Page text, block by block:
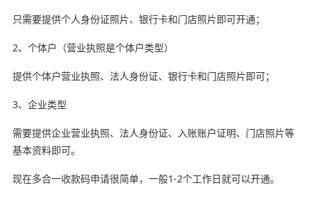
只需要提供个人身份证照片、银行卡和门店照片即可开通；
2、个体户（营业执照是个体户类型）
提供个体户营业执照、法人身份证、银行卡和门店照片即可；
3、企业类型
需要提供企业营业执照、法人身份证、入账账户证明、门店照片等
基本资料即可。
现在多合一收款码申请很简单，一般1-2个工作日就可以开通。